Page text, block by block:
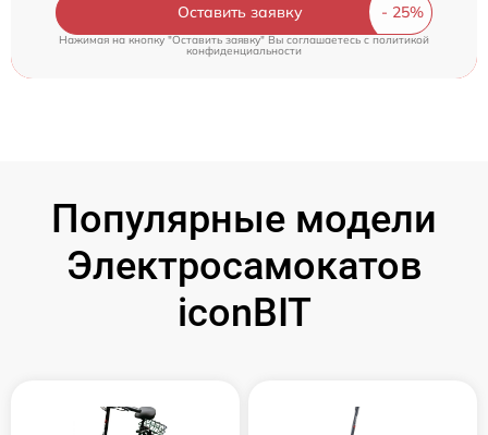
Оставить заявку
Нажимая на кнопку "Оставить заявку" Вы соглашаетесь cполитикой
конфиденциальности
Популярные модели
Электросамокатов
iconBIT